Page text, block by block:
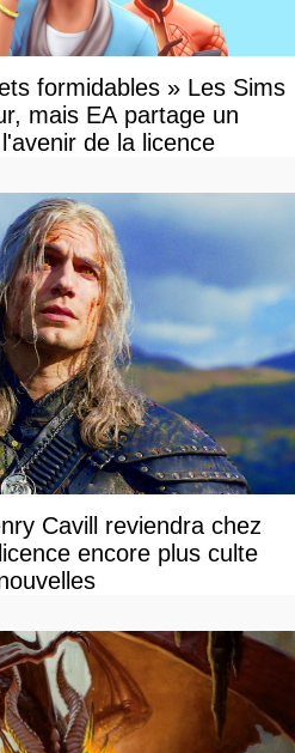
mais EA partage un
de la licence
Cavill reviendra chez
encore plus culte